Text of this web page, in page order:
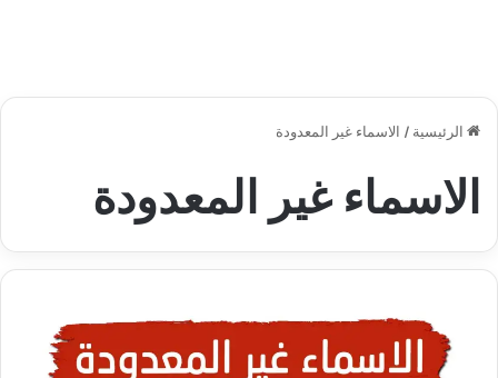
الرئيسية / الاسماء غير المعدودة
الاسماء غير المعدودة